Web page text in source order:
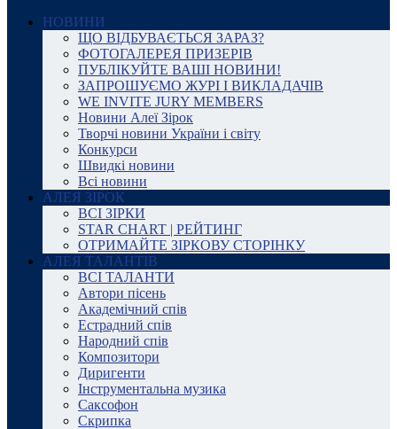
НОВИНИ
ЩО ВІДБУВАЄТЬСЯ ЗАРАЗ?
ФОТОГАЛЕРЕЯ ПРИЗЕРІВ
ПУБЛІКУЙТЕ ВАШІ НОВИНИ!
ЗАПРОШУЄМО ЖУРІ І ВИКЛАДАЧІВ
WE INVITE JURY MEMBERS
Новини Алеї Зірок
Творчі новини України і світу
Конкурси
Швидкі новини
Всі новини
АЛЕЯ ЗІРОК
ВСІ ЗІРКИ
STAR CHART | РЕЙТИНГ
ОТРИМАЙТЕ ЗІРКОВУ СТОРІНКУ
АЛЕЯ ТАЛАНТІВ
ВСІ ТАЛАНТИ
Автори пісень
Академічний спів
Естрадний спів
Народний спів
Композитори
Диригенти
Інструментальна музика
Саксофон
Скрипка